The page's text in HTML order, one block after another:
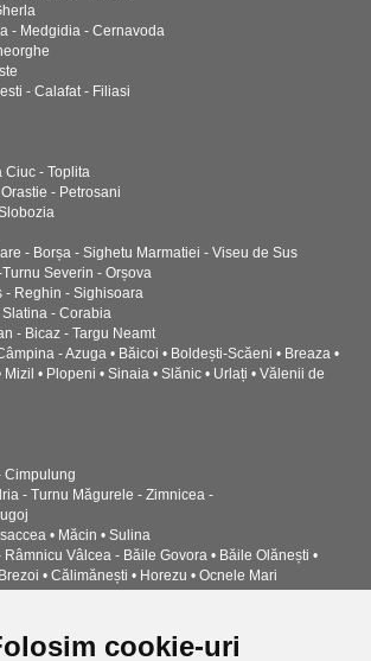
cookie-uri
- Medgidia - Cernavoda
- Calafat - Filiasi
Ciuc - Toplita
- Petrosani
- Borșa - Sighetu Marmatiei - Viseu de Sus
Severin - Orșova
- Reghin - Sighisoara
- Corabia
- Bicaz - Targu Neamt
- Azuga • Băicoi • Boldești-Scăeni • Breaza •
Mizil • Plopeni • Sinaia • Slănic • Urlați • Vălenii de
Cimpulung
- Turnu Măgurele - Zimnicea -
• Măcin • Sulina
Vâlcea - Băile Govora • Băile Olănești •
• Călimănești • Horezu • Ocnele Mari
Negresti - Barlad
- Mărășești - Odobești - Panciu
ANPC Termeni si conditii Dictionar